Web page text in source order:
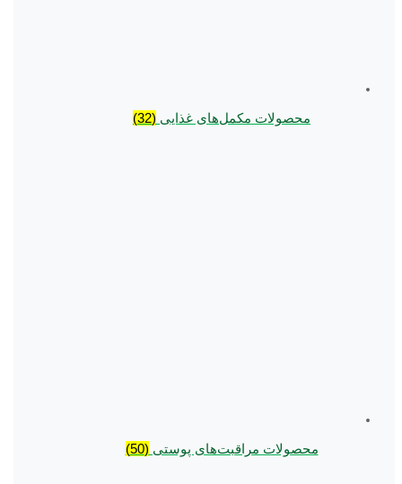
محصولات مکمل‌های غذایی (32)
محصولات مراقبت‌های پوستی (50)